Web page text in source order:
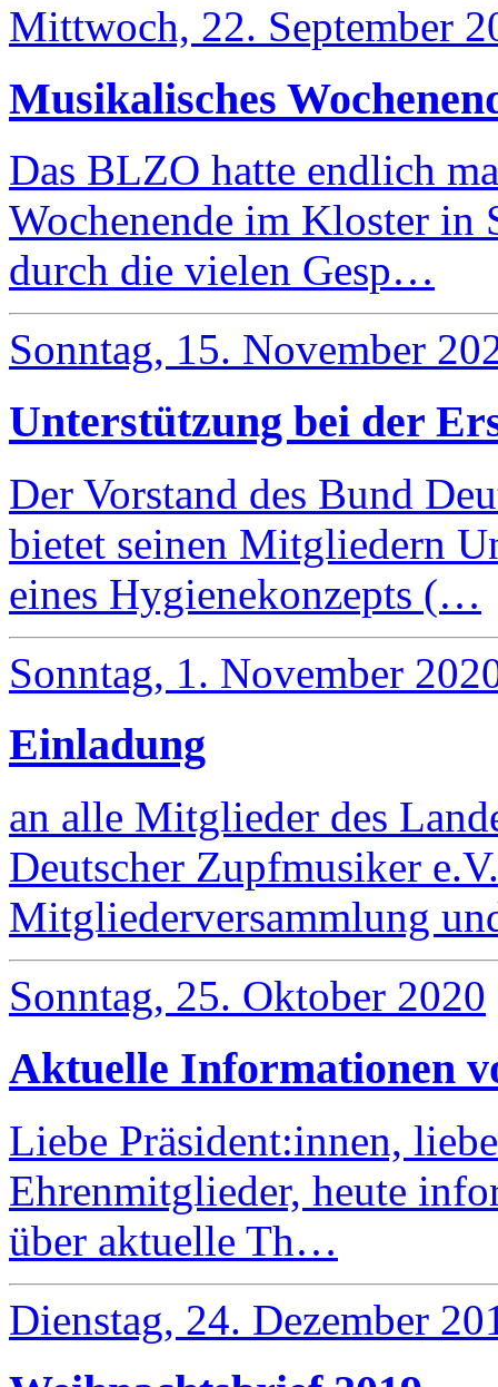
Mittwoch, 22. September
Musikalisches
Das BLZO hatte endlich
Wochenende im Kloster in
durch die vielen Gesp…
Sonntag, 15. November
Unterstützung bei der
Der Vorstand des Bund
bietet seinen Mitgliedern
eines Hygienekonzepts (…
Sonntag, 1. November
Einladung
an alle Mitglieder des
Deutscher Zupfmusiker
Mitgliederversammlung
Sonntag, 25. Oktober 2020
Aktuelle Informationen
Liebe Präsident:innen,
Ehrenmitglieder, heute
über aktuelle Th…
Dienstag, 24. Dezember